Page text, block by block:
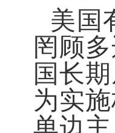
美国
罔顾
国长
为实
单边